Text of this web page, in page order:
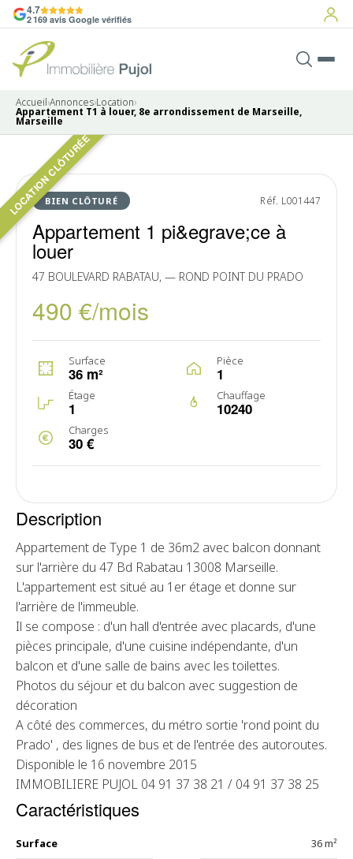
4.7
2 169 avis Google vérifiés
Accueil›Annonces›Location›
Appartement T1 à louer, 8e arrondissement de Marseille,
Marseille
LOCATION CLÔTURÉE
BIEN CLÔTURÉ Réf. L001447
Appartement 1 pi&egrave;ce à
louer
47 BOULEVARD RABATAU, — ROND POINT DU PRADO
490 €/mois
Surface
36 m²
Pièce
1
Étage
1
Chauffage
10240
Charges
30 €
Pas de photo disponible
LOUÉ
Description
Appartement de Type 1 de 36m2 avec balcon donnant
sur l'arrière du 47 Bd Rabatau 13008 Marseille.
L'appartement est situé au 1er étage et donne sur
l'arrière de l'immeuble.
Il se compose : d'un hall d'entrée avec placards, d'une
pièces principale, d'une cuisine indépendante, d'un
balcon et d'une salle de bains avec les toilettes.
Photos du séjour et du balcon avec suggestion de
décoration
A côté des commerces, du métro sortie 'rond point du
Prado' , des lignes de bus et de l'entrée des autoroutes.
Disponible le 16 novembre 2015
IMMOBILIERE PUJOL 04 91 37 38 21 / 04 91 37 38 25
Caractéristiques
Surface 36 m²